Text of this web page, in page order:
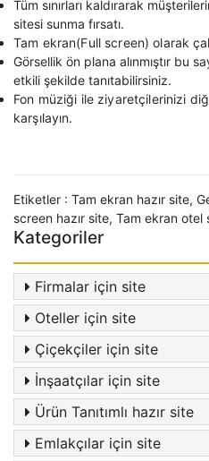
Tüm sınırları kaldırarak
sitesi sunma fırsatı.
Tam ekran(Full screen) olarak
Görsellik ön plana alınmıştır bu
etkili şekilde tanıtabilirsiniz.
Fon müziği ile ziyaretçilerinizi
karşılayın.
Etiketler : Tam ekran hazır site,
screen hazır site, Tam ekran otel
Kategoriler
Firmalar için site
Oteller için site
Çiçekçiler için site
İnşaatçılar için site
Ürün Tanıtımlı hazır site
Emlakçılar için site